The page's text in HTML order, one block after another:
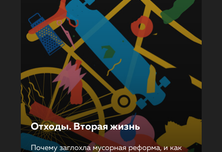
Отходы. Вторая жизнь
Почему заглохла мусорная реформа, и как